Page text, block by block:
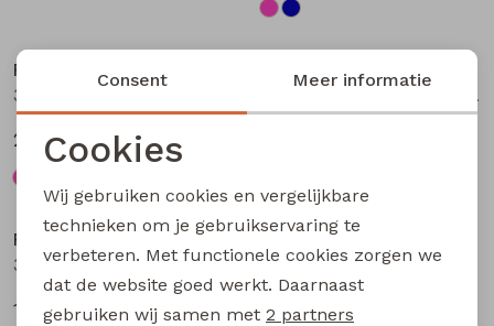
Persival
27,99
Persival
3310300 W20103 meisjes pullover Bruin donker
Nieuw
Persival
3310807 W20102 meisjes rok kort Bordeaux
17,99
Persival
22,99
Noodzakelijke cookies
Analytische cookies
Marketing cookies
Consent Meer informatie
Cookies
Wij gebruiken cookies en vergelijkbare
technieken om je gebruikservaring te
verbeteren. Met functionele cookies zorgen we
dat de website goed werkt. Daarnaast
gebruiken wij samen met 2 partners